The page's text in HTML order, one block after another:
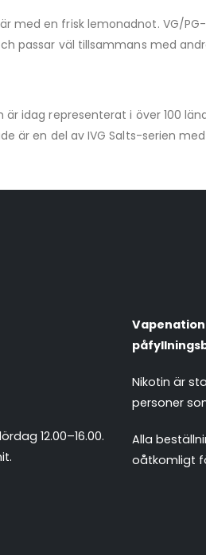
med en frisk lemonadnot. VG/
passar väl tillsammans med
idag representerat i över 100
är en del av IVG Salts-serien
12.00–16.00.
.
Nikotin är
personer
Alla
oåtkomligt